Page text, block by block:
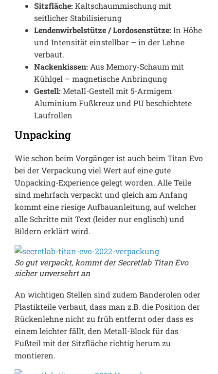
Sitzfläche: Kaltschaummischung mit
seitlicher Stabilisierung
Lendenwirbelstütze / Lordosenstütze: In Höhe
und Intensität einstellbar – in der Lehne
verbaut.
Nackenkissen: Aus Memory-Schaum mit
Kühlgel – magnetische Anbringung
Gestell: Metall-Gestell mit 5-Armigem
Aluminium Fußkreuz und PU beschichtete
Laufrollen
Unpacking
Wie schon beim Vorgänger ist auch beim Titan Evo
bei der Verpackung viel Wert auf eine gute
Unpacking-Experience gelegt worden. Alle Teile
sind mehrfach verpackt und gleich am Anfang
kommt eine riesige Aufbauanleitung, auf welcher
alle Schritte mit Text (leider nur englisch) und
Bildern erklärt wird.
So gut verpackt, kommt der Secretlab Titan Evo
sicher unversehrt an
An wichtigen Stellen sind zudem Banderolen oder
Plastikteile verbaut, dass man z.B. die Position der
Rückenlehne nicht zu früh entfernt oder dass es
einem leichter fällt, den Metall-Block für das
Fußteil mit der Sitzfläche richtig herum zu
montieren.